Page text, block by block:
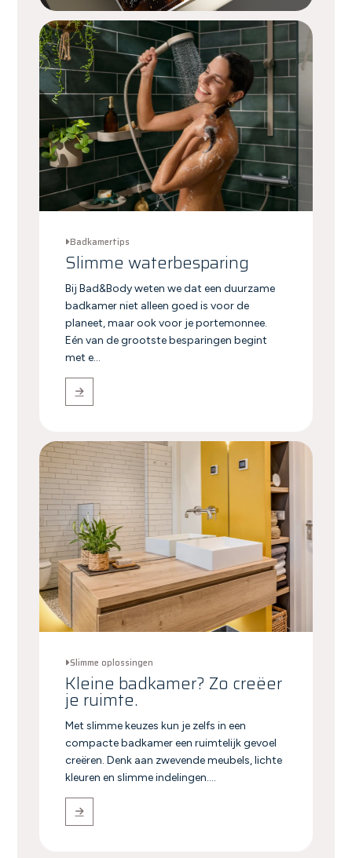
Badkamertips
Slimme waterbesparing
Bij Bad&Body weten we dat een duurzame
badkamer niet alleen goed is voor de
planeet, maar ook voor je portemonnee.
Eén van de grootste besparingen begint
met e...
Slimme oplossingen
Kleine badkamer? Zo creëer
je ruimte.
Met slimme keuzes kun je zelfs in een
compacte badkamer een ruimtelijk gevoel
creëren. Denk aan zwevende meubels, lichte
kleuren en slimme indelingen....